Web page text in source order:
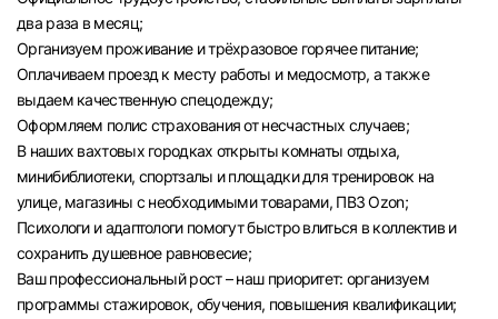
два раза в месяц;
Организуем проживание и трёхразовое горячее питание;
Оплачиваем проезд к месту работы и медосмотр, а также
выдаем качественную спецодежду;
Оформляем полис страхования от несчастных случаев;
В наших вахтовых городках открыты комнаты отдыха,
минибиблиотеки, спортзалы и площадки для тренировок на
улице, магазины с необходимыми товарами, ПВЗ Ozon;
Психологи и адаптологи помогут быстро влиться в коллектив и
сохранить душевное равновесие;
Ваш профессиональный рост – наш приоритет: организуем
программы стажировок, обучения, повышения квалификации;